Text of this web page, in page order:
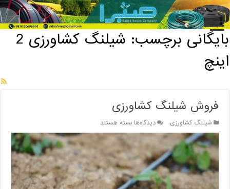
خانه / بایگانی برچسب: شیلنگ کشاورزی 2 اینچ
بایگانی برچسب:
شیلنگ کشاورزی 2
اینچ
فروش شیلنگ کشاورزی
شیلنگ کشاورزی دیدگاه‌هابرای
فروش
شیلنگ
کشاورزی
بسته هستند